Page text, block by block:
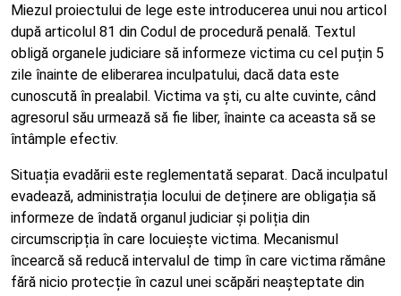
Miezul proiectului de lege este introducerea unui nou articol
după articolul 81 din Codul de procedură penală. Textul
obligă organele judiciare să informeze victima cu cel puțin 5
zile înainte de eliberarea inculpatului, dacă data este
cunoscută în prealabil. Victima va ști, cu alte cuvinte, când
agresorul său urmează să fie liber, înainte ca aceasta să se
întâmple efectiv.
Situația evadării este reglementată separat. Dacă inculpatul
evadează, administrația locului de deținere are obligația să
informeze de îndată organul judiciar și poliția din
circumscripția în care locuiește victima. Mecanismul
încearcă să reducă intervalul de timp în care victima rămâne
fără nicio protecție în cazul unei scăpări neașteptate din